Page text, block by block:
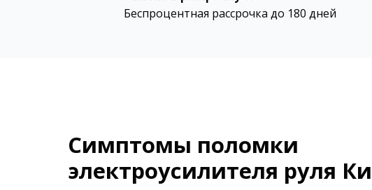
Беспроцентная рассрочка до 180 дней
Симптомы поломки
электроусилителя руля